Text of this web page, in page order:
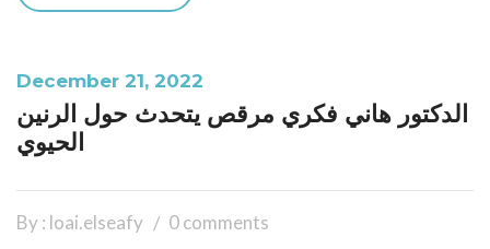
December 21, 2022
الدكتور هاني فكري مرقص يتحدث حول الرنين
الحيوي
By : loai.elseafy 0 comments